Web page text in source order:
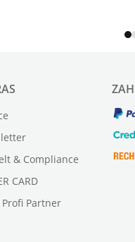
& Compliance
CARD
Profi Partner